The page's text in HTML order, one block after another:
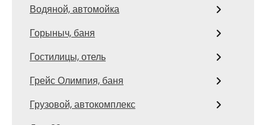
Водяной, автомойка
Горыныч, баня
Гостилицы, отель
Грейс Олимпия, баня
Грузовой, автокомплекс